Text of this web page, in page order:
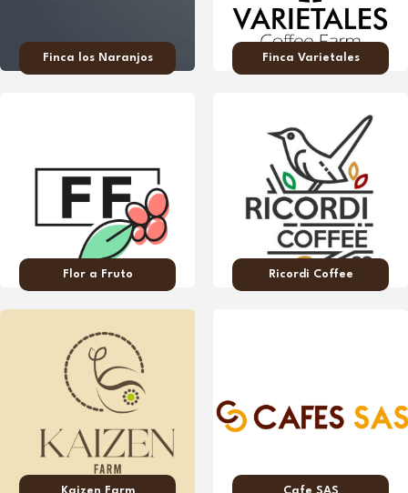
Finca los Naranjos Finca Varietales
Flor a Fruto Ricordi Coffee